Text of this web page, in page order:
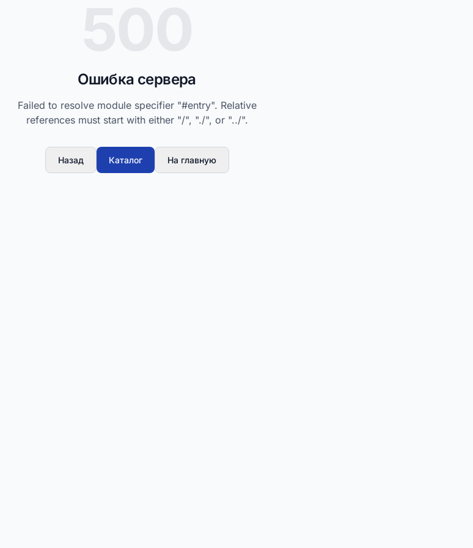
Ошибка сервера
Failed to resolve module specifier "#entry". Relative
references must start with either "/", "./", or "../".
Назад Каталог На главную